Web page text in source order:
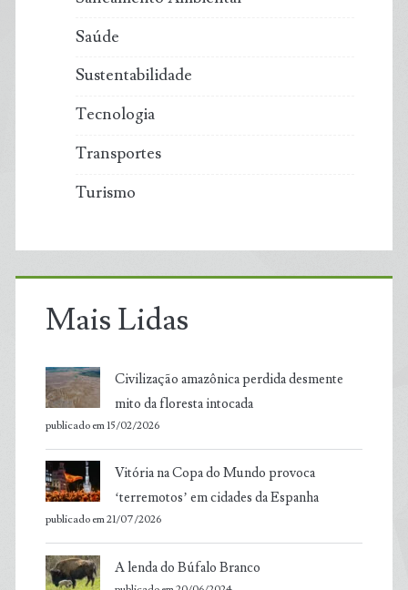
Saúde
Sustentabilidade
Tecnologia
Transportes
Turismo
Mais Lidas
Civilização amazônica perdida desmente
mito da floresta intocada
publicado em 15/02/2026
Vitória na Copa do Mundo provoca
‘terremotos’ em cidades da Espanha
publicado em 21/07/2026
A lenda do Búfalo Branco